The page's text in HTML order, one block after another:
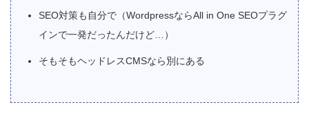
SEO対策も自分で（WordpressならAll in One SEOプラグ
インで一発だったんだけど…）
そもそもヘッドレスCMSなら別にある